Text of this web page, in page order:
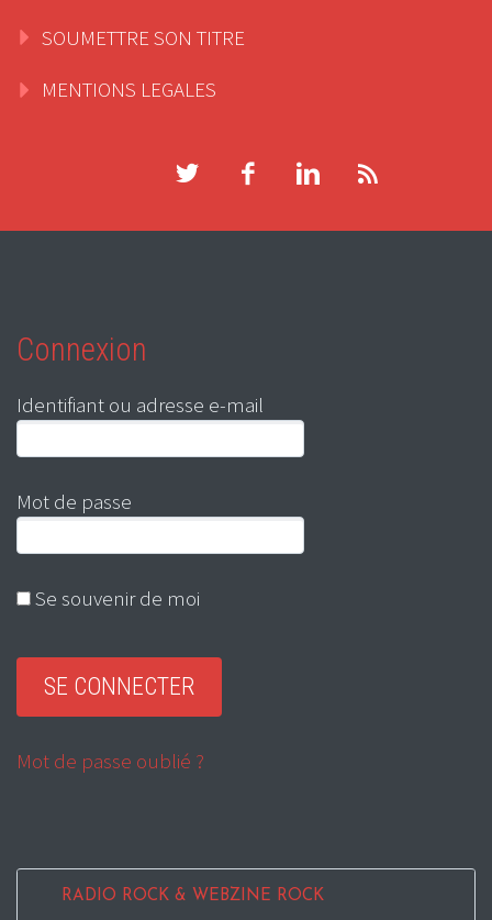
SOUMETTRE SON TITRE
MENTIONS LEGALES
Connexion
Identifiant ou adresse e-mail
Mot de passe
Se souvenir de moi
Mot de passe oublié ?
RADIO ROCK & WEBZINE ROCK